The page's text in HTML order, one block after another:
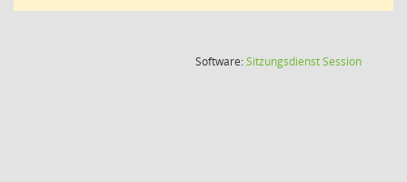
Software:SitzungsdienstSession(Wird in